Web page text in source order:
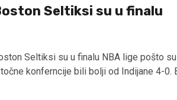
Seltiksi su u finalu
Seltiksi su u finalu NBA lige pošto
konferncije bili bolji od Indijane 4-0.